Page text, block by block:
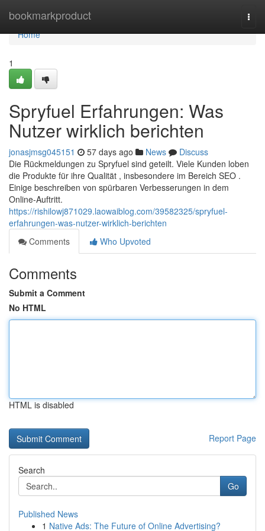
bookmarkproduct
Home
Home
1
Spryfuel Erfahrungen: Was
Nutzer wirklich berichten
jonasjmsg045151 57 days ago News
Discuss
Die Rückmeldungen zu Spryfuel sind geteilt. Viele Kunden loben
die Produkte für ihre Qualität , insbesondere im Bereich SEO .
Einige beschreiben von spürbaren Verbesserungen in dem
Online-Auftritt.
https://rishilowj871029.laowaiblog.com/39582325/spryfuel-
erfahrungen-was-nutzer-wirklich-berichten
Comments
Who Upvoted
Comments
Submit a Comment
No HTML
HTML is disabled
Report Page
Search
Go
Published News
1 Native Ads: The Future of Online Advertising?